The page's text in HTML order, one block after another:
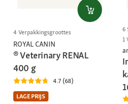
4 Verpakkingsgroottes
ROYAL CANIN
® Veterinary RENAL
400 g
4.7 (68)
LAGE PRIJS
6
1